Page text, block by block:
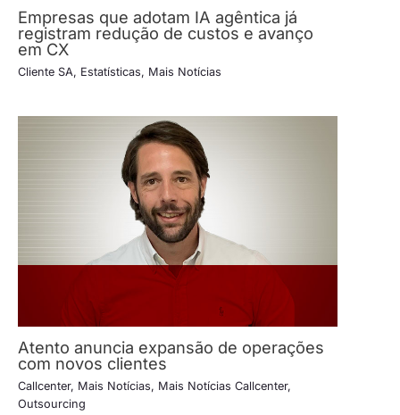
Empresas que adotam IA agêntica já
registram redução de custos e avanço
em CX
Cliente SA, Estatísticas, Mais Notícias
Atento anuncia expansão de operações
com novos clientes
Callcenter, Mais Notícias, Mais Notícias Callcenter,
Outsourcing